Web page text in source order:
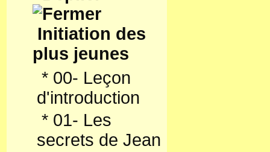
Initiation des
plus jeunes
* 00- Leçon
d'introduction
* 01- Les
secrets de Jean